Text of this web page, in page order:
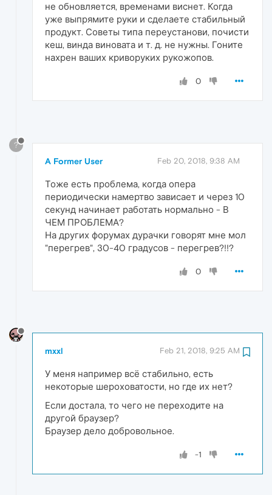
не обновляется, временами виснет. Когда
уже выпрямите руки и сделаете стабильный
продукт. Советы типа переустанови, почисти
кеш, винда виновата и т. д. не нужны. Гоните
нахрен ваших криворуких рукожопов.
0
?
A Former User Feb 20, 2018, 9:38 AM
Тоже есть проблема, когда опера
периодически намертво зависает и через 10
секунд начинает работать нормально - В
ЧЕМ ПРОБЛЕМА?
На других форумах дурачки говорят мне мол
"перегрев", 30-40 градусов - перегрев?!!?
0
mxxl Feb 21, 2018, 9:25 AM
У меня например всё стабильно, есть
некоторые шероховатости, но где их нет?
Если достала, то чего не переходите на
другой браузер?
Браузер дело добровольное.
-1